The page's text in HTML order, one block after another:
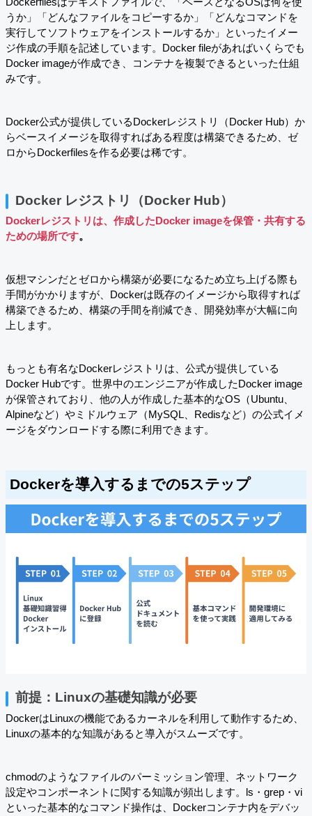
Dockerfilesはテキストファイルで、「ベースとなるOSは何を使
うか」「どんなファイルをコピーするか」「どんなコマンドを
実行してソフトウェアをインストールするか」といったイメー
ジ作成の手順を記述しています。Docker fileがあればいくらでも
Docker imageが作成でき、コンテナを複製できるといった仕組
みです。
Docker公式が提供しているDockerレジストリ（Docker Hub）か
らベースイメージを取得すればある程度は構築できるため、ゼ
ロからDockerfilesを作る必要は稀です。
Docker レジストリ（Docker Hub）
Dockerレジストリは、作成したDocker imageを保管・共有する
ための場所です。
仮想マシンだとゼロから構築が必要になるため立ち上げる際も
手間がかかりますが、Dockerは既存のイメージから取得すれば
構築できるため、構築の手間を削減でき、開発効率が大幅に向
上します。
もっとも有名なDockerレジストリは、公式が提供している
Docker Hubです。世界中のエンジニアが作成したDocker image
が保管されており、他の人が作成した基本的なOS（Ubuntu、
Alpineなど）やミドルウェア（MySQL、Redisなど）の公式イメ
ージをダウンロードする際に利用できます。
Dockerを導入するまでの5ステップ
前提：Linuxの基礎知識が必要
DockerはLinuxの機能であるカーネルを利用して動作するため、
Linuxの基本的な知識があると導入がスムーズです。
chmodのようなファイルのパーミッション管理、ネットワーク
設定やコンポーネントに関する知識が頻出します。ls・grep・vi
といった基本的なコマンド操作は、Dockerコンテナ内をデバッ